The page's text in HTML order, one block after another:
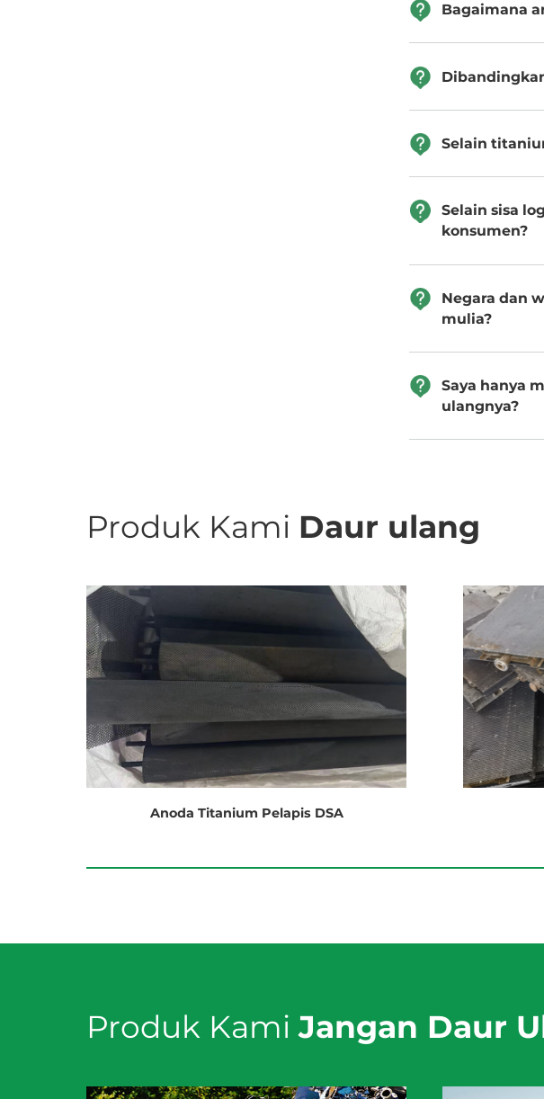
Bagaimana
Selain
Selain sisa
konsumen?
Negara dan
mulia?
Saya hanya
ulangnya?
Produk Kami Daur ulang
Anoda Titanium Pelapis DSA
Produk KamiJangan Daur